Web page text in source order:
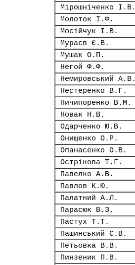
Мірошніченко І.В.
Молоток І.Ф.
Мосійчук І.В.
Мураєв Є.В.
Мушак О.П.
Негой Ф.Ф.
Немировський А.В.
Нестеренко В.Г.
Ничипоренко В.М.
Новак Н.В.
Одарченко Ю.В.
Онищенко О.Р.
Опанасенко О.В.
Острікова Т.Г.
Павелко А.В.
Павлов К.Ю.
Палатний А.Л.
Парасюк В.З.
Пастух Т.Т.
Пашинський С.В.
Петьовка В.В.
Пинзеник П.В.